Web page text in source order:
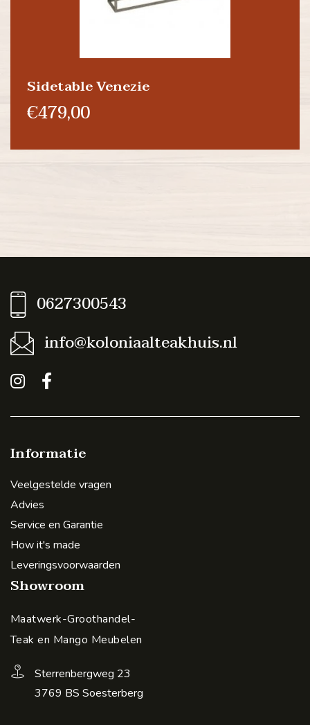
Sidetable Venezie
€479,00
0627300543
info@koloniaalteakhuis.nl
Informatie
Veelgestelde vragen
Advies
Service en Garantie
How it's made
Leveringsvoorwaarden
Showroom
Maatwerk-Groothandel-
Teak en Mango Meubelen
Sterrenbergweg 23
3769 BS Soesterberg